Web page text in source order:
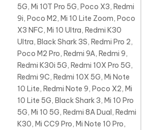
5G, Mi 10T Pro 5G, Poco X3, Redmi
9i, Poco M2, Mi 10 Lite Zoom, Poco
X3 NFC, Mi 10 Ultra, Redmi K30
Ultra, Black Shark 3S, Redmi Pro 2,
Poco M2 Pro, Redmi 9A, Redmi 9,
Redmi K30i 5G, Redmi 10X Pro 5G,
Redmi 9C, Redmi 10X 5G, Mi Note
10 Lite, Redmi Note 9, Poco X2, Mi
10 Lite 5G, Black Shark 3, Mi 10 Pro
5G, Mi 10 5G, Redmi 8A Dual, Redmi
K30, Mi CC9 Pro, Mi Note 10 Pro,